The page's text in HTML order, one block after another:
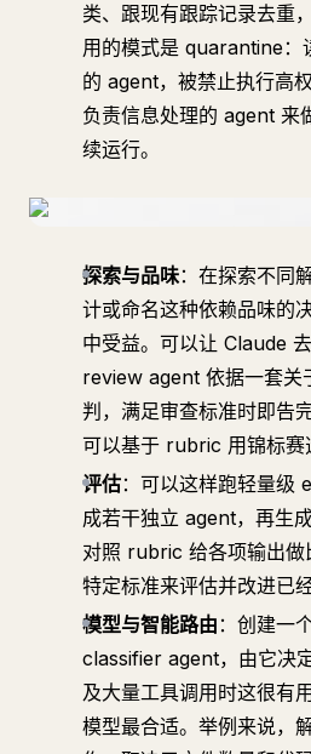
类、跟现有跟踪记录去重
用的模式是 quarantine：
的 agent，被禁止执行高
负责信息处理的 agent
续运行。
探索与品味：在探索不同
计或命名这种依赖品味的
中受益。可以让 Claude
review agent 依据一套
判，满足审查标准时即告
可以基于 rubric 用锦标赛
评估：可以这样跑轻量级
成若干独立 agent，再生
对照 rubric 给各项输出做
特定标准来评估并改进已
模型与智能路由 ：创建一
classifier agent，由它决
及大量工具调用时这很有
模型最合适。举例来说，